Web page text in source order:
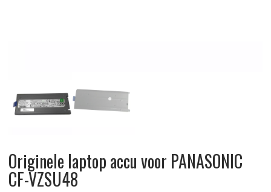
Originele laptop accu voor PANASONIC
CF-VZSU48